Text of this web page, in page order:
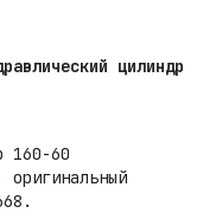
цилиндр
160-60
оригинальный